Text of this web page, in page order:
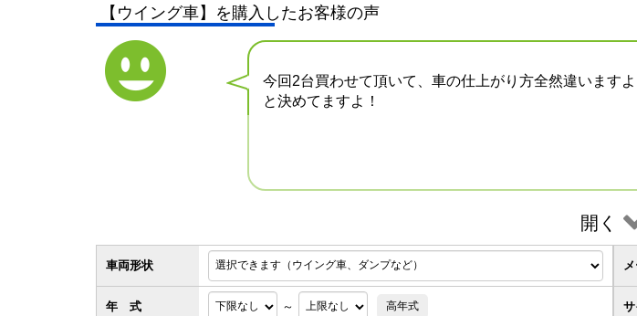
【ウイング車】を購入したお客様の声
今回2台買わせて頂いて、車の仕上がり方全然違います
と決めてますよ！
開く
車両形状
年 式 ～ 高年式